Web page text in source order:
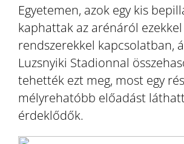
Egyetemen, azok egy kis
kaphattak az arénáról ezekkel
rendszerekkel kapcsolatban,
Luzsnyiki Stadionnal
tehették ezt meg, most egy
mélyrehatóbb előadást
érdeklődők.